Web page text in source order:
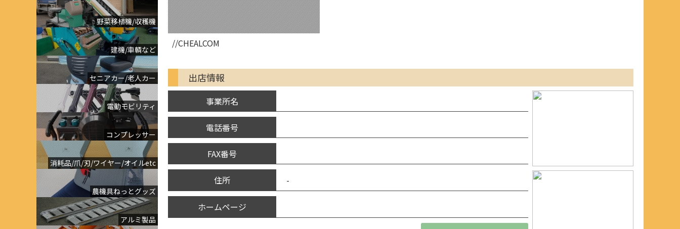
野菜移植機/収穫機
建機/車輌など
セニアカー/老人カー
電動モビリティ
コンプレッサー
消耗品/爪/刃/ワイヤー/オイルetc
農機具ねっとグッズ
アルミ製品
//CHEALCOM
出店情報
事業所名
電話番号
FAX番号
住所 -
ホームページ